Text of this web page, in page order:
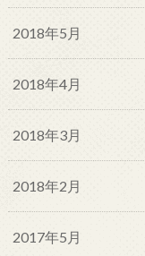
2018年5月
2018年4月
2018年3月
2018年2月
2017年5月